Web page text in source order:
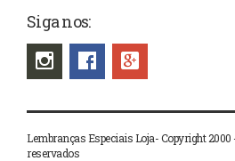
Siga nos:
Lembranças Especiais Loja- Copyright
reservados